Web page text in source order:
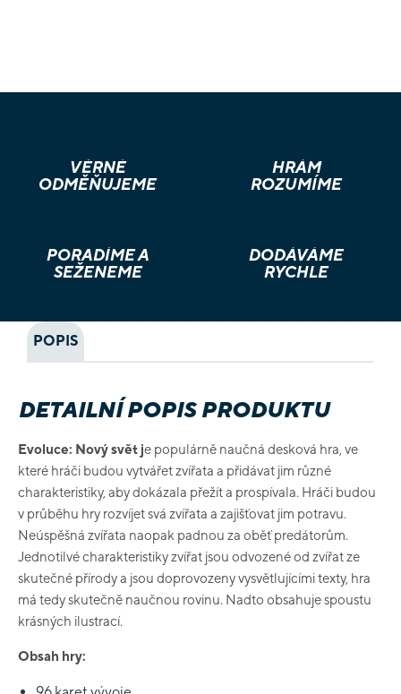
VĚRNÉ
ODMĚŇUJEME
HRÁM
ROZUMÍME
PORADÍME A
SEŽENEME
DODÁVÁME
RYCHLE
POPIS
DETAILNÍ POPIS PRODUKTU
Evoluce: Nový svět je populárně naučná desková hra, ve
které hráči budou vytvářet zvířata a přidávat jim různé
charakteristiky, aby dokázala přežít a prospívala. Hráči budou
v průběhu hry rozvíjet svá zvířata a zajišťovat jim potravu.
Neúspěšná zvířata naopak padnou za oběť predátorům.
Jednotilvé charakteristiky zvířat jsou odvozené od zvířat ze
skutečné přírody a jsou doprovozeny vysvětlujícími texty, hra
má tedy skutečně naučnou rovinu. Nadto obsahuje spoustu
krásných ilustrací.
Obsah hry: